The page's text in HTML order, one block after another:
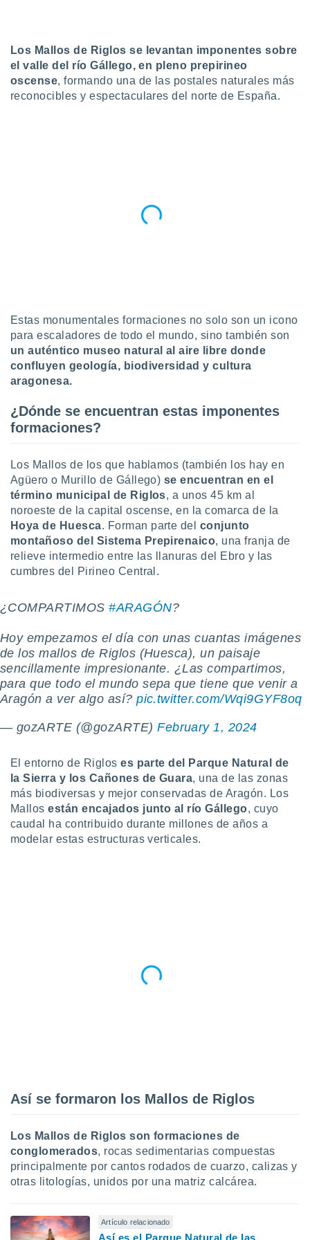
más
nuestra
y
sitio
En
de que
el sitio
para
ni para
o
aunque
no
web a
abono
únicos
como
este sitio
IP
de
un
o acceder
perfiles
Los Mallos de Riglos se levantan imponentes sobre
el valle del río Gállego, en pleno prepirineo
oscense, formando una de las postales naturales más
reconocibles y espectaculares del norte de España.
Estas monumentales formaciones no solo son un icono
para escaladores de todo el mundo, sino también son
un auténtico museo natural al aire libre donde
confluyen geología, biodiversidad y cultura
aragonesa.
¿Dónde se encuentran estas imponentes
formaciones?
Los Mallos de los que hablamos (también los hay en
Agüero o Murillo de Gállego) se encuentran en el
término municipal de Riglos, a unos 45 km al
noroeste de la capital oscense, en la comarca de la
Hoya de Huesca. Forman parte del conjunto
montañoso del Sistema Prepirenaico, una franja de
relieve intermedio entre las llanuras del Ebro y las
cumbres del Pirineo Central.
¿COMPARTIMOS#ARAGÓN?
Hoy empezamos el día con unas cuantas imágenes
de los mallos de Riglos (Huesca), un paisaje
sencillamente impresionante. ¿Las compartimos,
para que todo el mundo sepa que tiene que venir a
Aragón a ver algo así?pic.twitter.com/Wqi9GYF8oq
— gozARTE (@gozARTE)February 1, 2024
El entorno de Rigloses parte del
Parque Natural de
la Sierra y los Cañones de Guara, una de las zonas
más biodiversas y mejor conservadas de Aragón. Los
Mallosestán encajados junto al río Gállego, cuyo
caudal ha contribuido durante millones de años a
modelar estas estructuras verticales.
Así se formaron los Mallos de Riglos
Los Mallos de Riglos son formaciones de
conglomerados, rocas sedimentarias compuestas
principalmente por cantos rodados de cuarzo, calizas y
otras litologías, unidos por una matriz calcárea.
Artículo relacionado
Así es el Parque Natural de las